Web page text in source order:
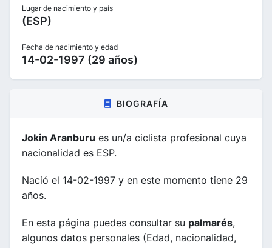
Lugar de nacimiento y país
(ESP)
Fecha de nacimiento y edad
14-02-1997 (29 años)
BIOGRAFÍA
Jokin Aranburu es un/a ciclista profesional cuya
nacionalidad es ESP.
Nació el 14-02-1997 y en este momento tiene 29
años.
En esta página puedes consultar su palmarés,
algunos datos personales (Edad, nacionalidad,